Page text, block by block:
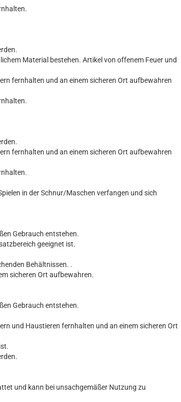
Material bestehen. Artikel von offenem Feuer und
fernhalten und an einem sicheren Ort aufbewahren
fernhalten und an einem sicheren Ort aufbewahren
in der Schnur/Maschen verfangen und sich
Gebrauch entstehen.
geeignet ist.
Behältnissen. .
sicheren Ort aufbewahren.
Gebrauch entstehen.
und Haustieren fernhalten und an einem sicheren Ort
und kann bei unsachgemäßer Nutzung zu